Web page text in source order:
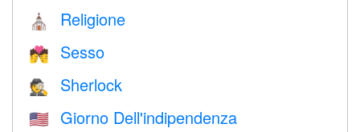
⛪️ Religione
💏 Sesso
🕵️ Sherlock
🇺🇸 Giorno Dell'indipendenza